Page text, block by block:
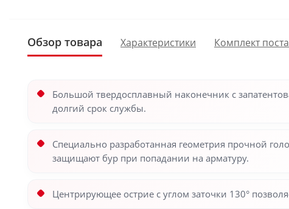
Обзор товара Характеристики Комплект
Большой твердосплавный наконечник с
долгий срок службы.
Специально разработанная геометрия прочной
защищают бур при попадании на арматуру.
Центрирующее острие с углом заточки 130°